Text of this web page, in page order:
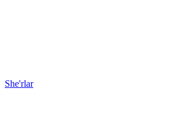
She'rlar